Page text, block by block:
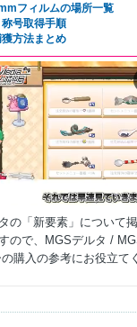
フィルムの場所一覧
号取得手順
方法まとめ
の「新要素」について
ので、MGSデルタ /
購入の参考にお役立て